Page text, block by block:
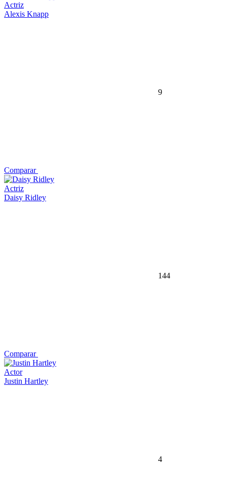
Actriz
Alexis Knapp
9
Comparar
Actriz
Daisy Ridley
144
Comparar
Actor
Justin Hartley
4